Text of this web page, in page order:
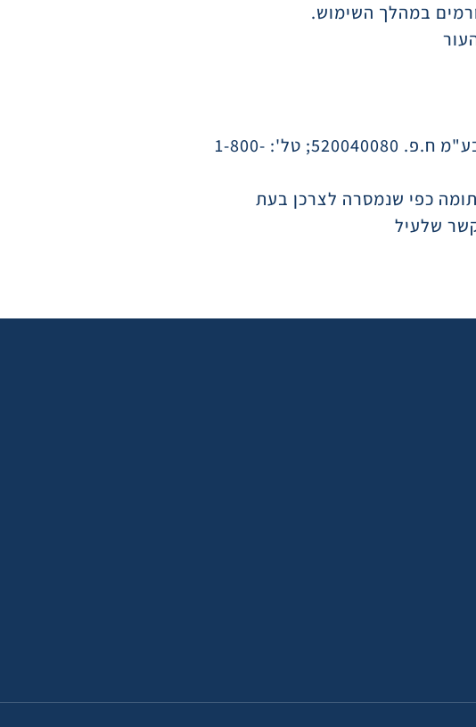
במהלך השימוש.
אחריות לפעילותו התקינה של המוצר תינתן, למשך שנתיים/שנה ממועד הרכישה, על ידי כמיפל בע"מ ח.פ. 520040080; טל': 1-800-
כפי שנמסרה לצרכן בעת
שלעיל